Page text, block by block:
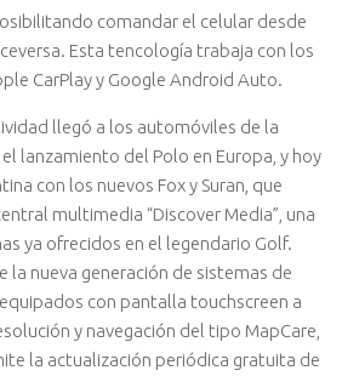
comandar el celular desde
Esta tencología trabaja con los
CarPlay y Google Android Auto.
llegó a los automóviles de la
lanzamiento del Polo en Europa, y hoy
con los nuevos Fox y Suran, que
multimedia “Discover Media”, una
ya ofrecidos en el legendario Golf.
nueva generación de sistemas de
con pantalla touchscreen a
y navegación del tipo MapCare,
la actualización periódica gratuita de